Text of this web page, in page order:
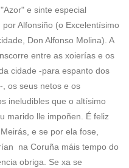
e sinte especial
por Alfonsiño (o Excelentísimo
Don Alfonso Molina). A
entre as xoierías e os
cidade -para espanto dos
, os seus netos e os
ineludibles que o altísimo
marido lle impoñen. É feliz
e se por ela fose,
na Coruña máis tempo do
obriga. Se xa se